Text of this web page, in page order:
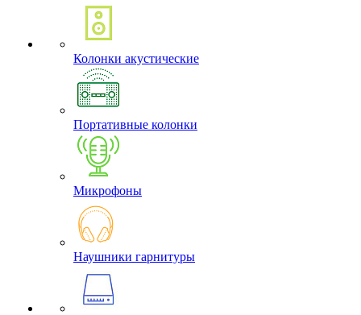
Колонки акустические
Портативные колонки
Микрофоны
Наушники гарнитуры